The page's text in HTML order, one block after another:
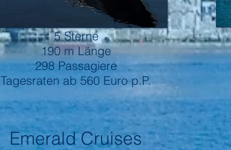
5 Sterne
190 m Länge
298 Passagiere
Tagesraten ab 560 Euro p.P.
Emerald Cruises